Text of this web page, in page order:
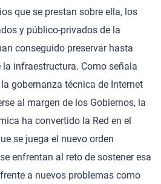
que se prestan sobre ella, los
y público-privados de la
conseguido preservar hasta
infraestructura. Como señala
gobernanza técnica de Internet
al margen de los Gobiernos, la
ha convertido la Red en el
se juega el nuevo orden
enfrentan al reto de sostener esa
a nuevos problemas como